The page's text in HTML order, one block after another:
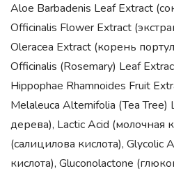
Aloe Barbadenis Leaf Extract
Officinalis Flower Extract
Oleracea Extract (корень
Officinalis (Rosemary) Leaf
Hippophae Rhamnoides Fruit
Melaleuca Alternifolia (Tea Tree)
дерева), Lactic Acid (молочная
(салицилова кислота), Glycolic
кислота), Gluconolactone